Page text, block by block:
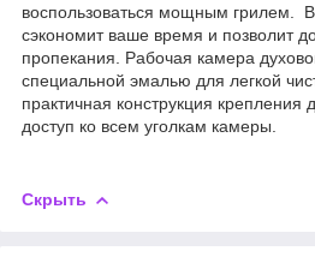
воспользоваться мощным грилем.
сэкономит ваше время и позволит
пропекания. Рабочая камера
специальной эмалью для легкой
практичная конструкция
доступ ко всем уголкам камеры.
Скрыть